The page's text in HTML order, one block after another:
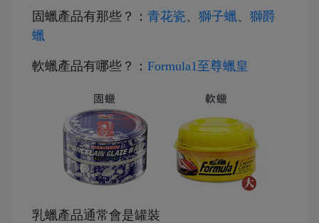
固蠟產品有那些？： 青花瓷、 獅子蠟、 獅爵
蠟
軟蠟產品有哪些？： Formula1至尊蠟皇
乳蠟產品通常會是罐裝